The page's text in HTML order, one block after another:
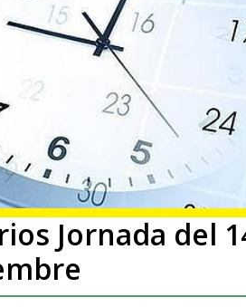
Jornada del